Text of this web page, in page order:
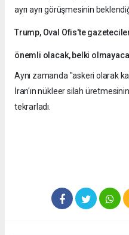
ayrı ayrı görüşmesinin
Trump, Oval Ofis'te
önemli olacak, belki
Aynı zamanda "askeri olarak
İran'ın nükleer silah
tekrarladı.